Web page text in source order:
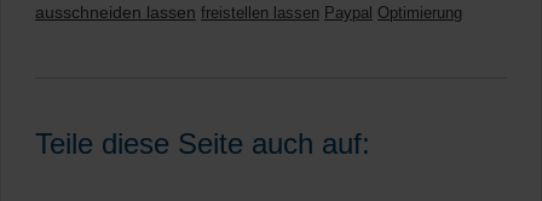
ausschneiden lassen freistellen lassen Paypal Optimierung
Teile diese Seite auch auf: